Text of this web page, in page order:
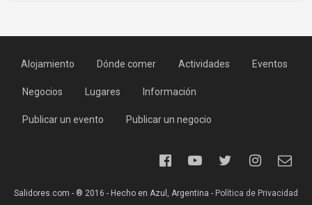
Alojamiento Dónde comer Actividades Eventos
Negocios Lugares Información
Publicar un evento Publicar un negocio
Salidores.com - ® 2016 - Hecho en Azul, Argentina - Política de Privacidad